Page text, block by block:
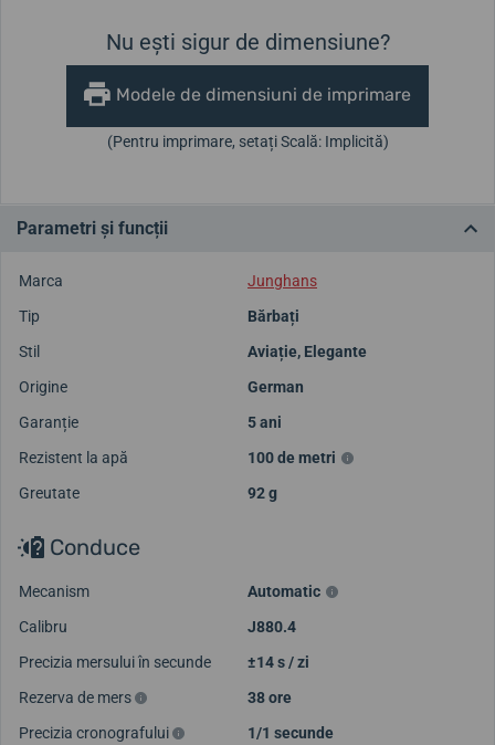
Nu ești sigur de dimensiune?
Modele de dimensiuni de imprimare
(Pentru imprimare, setați Scală: Implicită)
Parametri și funcții
Marca
Junghans
Tip
Bărbați
Stil
Aviație, Elegante
Origine
German
Garanție
5 ani
Rezistent la apă
100 de metri
Greutate
92 g
Conduce
Mecanism
Automatic
Calibru
J880.4
Precizia mersului în secunde
±14 s / zi
Rezerva de mers
38 ore
Precizia cronografului
1/1 secunde